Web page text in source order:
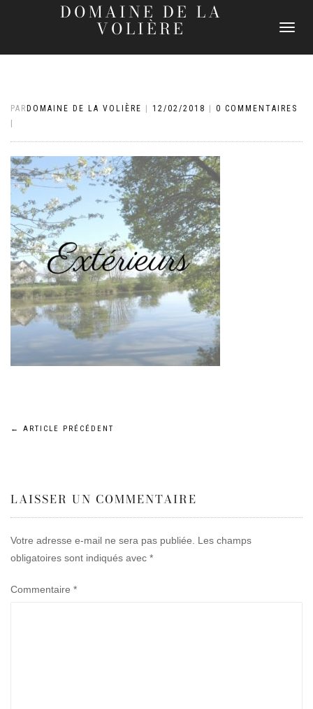
DOMAINE DE LA
VOLIÈRE
DÉPLIER
PAR DOMAINE DE LA VOLIÈRE 12/02/2018
0 COMMENTAIRES
Navigation
l’article
← ARTICLE PRÉCÉDENT
LAISSER UN COMMENTAIRE
Votre adresse e-mail ne sera pas publiée.
Les champs
obligatoires sont indiqués avec *
Commentaire *